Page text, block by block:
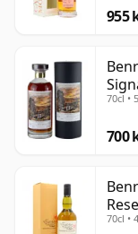
955
70cl •
700
70cl •